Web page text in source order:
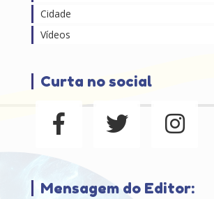
Cidade
Vídeos
Curta no social
Mensagem do Editor: